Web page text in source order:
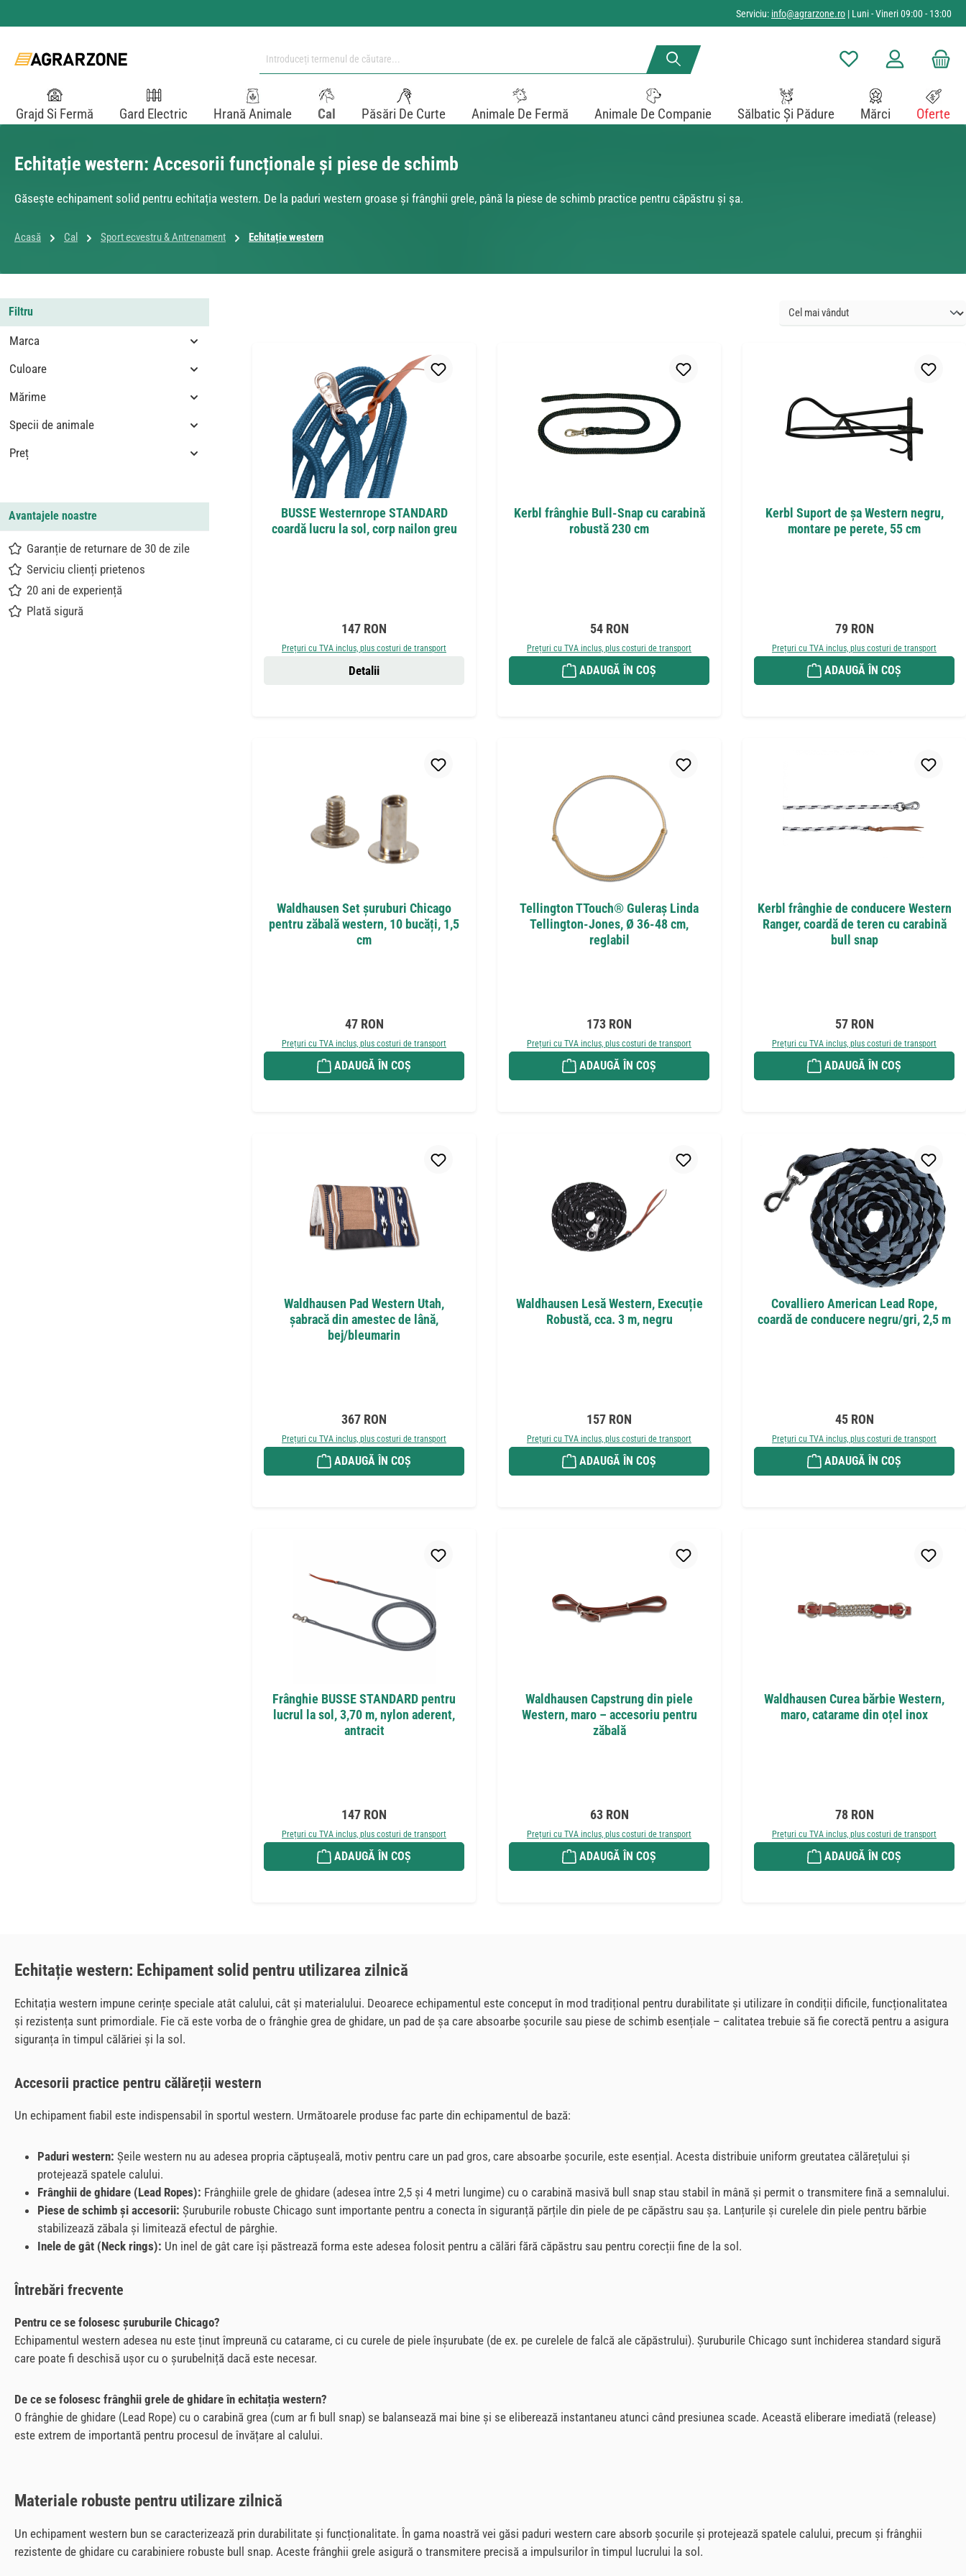
Serviciu: info@agrarzone.ro | Luni - Vineri 09:00 - 13:00
Aveți 0 articole din lista
Grajd Si Fermă Gard Electric Hrană Animale Cal Păsări De Curte Animale De Fermă Animale De Companie Sălbatic Și Pădure Mărci Oferte
Echitație western: Accesorii funcționale și piese de schimb
Găsește echipament solid pentru echitația western. De la paduri western groase și frânghii grele, până la piese de schimb practice pentru căpăstru și șa.
Acasă Cal Sport ecvestru & Antrenament Echitație western
Filtru
Marca
Culoare
Mărime
Specii de animale
Preț
Avantajele noastre
Garanție de returnare de 30 de zile
Serviciu clienți prietenos
20 ani de experiență
Plată sigură
BUSSE Westernrope STANDARD
coardă lucru la sol, corp nailon greu
Preț obișnuit:
147 RON
Prețuri cu TVA inclus, plus costuri de transport
Detalii
Kerbl frânghie Bull-Snap cu carabină
robustă 230 cm
Preț obișnuit:
54 RON
Prețuri cu TVA inclus, plus costuri de transport
ADAUGĂ ÎN COȘ
Kerbl Suport de șa Western negru,
montare pe perete, 55 cm
Preț obișnuit:
79 RON
Prețuri cu TVA inclus, plus costuri de transport
ADAUGĂ ÎN COȘ
Waldhausen Set șuruburi Chicago
pentru zăbală western, 10 bucăți, 1,5
cm
Preț obișnuit:
47 RON
Prețuri cu TVA inclus, plus costuri de transport
ADAUGĂ ÎN COȘ
Tellington TTouch® Guleraș Linda
Tellington-Jones, Ø 36-48 cm,
reglabil
Preț obișnuit:
173 RON
Prețuri cu TVA inclus, plus costuri de transport
ADAUGĂ ÎN COȘ
Kerbl frânghie de conducere Western
Ranger, coardă de teren cu carabină
bull snap
Preț obișnuit:
57 RON
Prețuri cu TVA inclus, plus costuri de transport
ADAUGĂ ÎN COȘ
Waldhausen Pad Western Utah,
șabracă din amestec de lână,
bej/bleumarin
Preț obișnuit:
367 RON
Prețuri cu TVA inclus, plus costuri de transport
ADAUGĂ ÎN COȘ
Waldhausen Lesă Western, Execuție
Robustă, cca. 3 m, negru
Preț obișnuit:
157 RON
Prețuri cu TVA inclus, plus costuri de transport
ADAUGĂ ÎN COȘ
Covalliero American Lead Rope,
coardă de conducere negru/gri, 2,5 m
Preț obișnuit:
45 RON
Prețuri cu TVA inclus, plus costuri de transport
ADAUGĂ ÎN COȘ
Frânghie BUSSE STANDARD pentru
lucrul la sol, 3,70 m, nylon aderent,
antracit
Preț obișnuit:
147 RON
Prețuri cu TVA inclus, plus costuri de transport
ADAUGĂ ÎN COȘ
Waldhausen Capstrung din piele
Western, maro – accesoriu pentru
zăbală
Preț obișnuit:
63 RON
Prețuri cu TVA inclus, plus costuri de transport
ADAUGĂ ÎN COȘ
Waldhausen Curea bărbie Western,
maro, catarame din oțel inox
Preț obișnuit:
78 RON
Prețuri cu TVA inclus, plus costuri de transport
ADAUGĂ ÎN COȘ
Echitație western: Echipament solid pentru utilizarea zilnică
Echitația western impune cerințe speciale atât calului, cât și materialului. Deoarece echipamentul este conceput în mod tradițional pentru durabilitate și utilizare în condiții dificile, funcționalitatea
și rezistența sunt primordiale. Fie că este vorba de o frânghie grea de ghidare, un pad de șa care absoarbe șocurile sau piese de schimb esențiale – calitatea trebuie să fie corectă pentru a asigura
siguranța în timpul călăriei și la sol.
Accesorii practice pentru călăreții western
Un echipament fiabil este indispensabil în sportul western. Următoarele produse fac parte din echipamentul de bază:
Paduri western: Șeile western nu au adesea propria căptușeală, motiv pentru care un pad gros, care absoarbe șocurile, este esențial. Acesta distribuie uniform greutatea călărețului și
protejează spatele calului.
Frânghii de ghidare (Lead Ropes): Frânghiile grele de ghidare (adesea între 2,5 și 4 metri lungime) cu o carabină masivă bull snap stau stabil în mână și permit o transmitere fină a semnalului.
Piese de schimb și accesorii: Șuruburile robuste Chicago sunt importante pentru a conecta în siguranță părțile din piele de pe căpăstru sau șa. Lanțurile și curelele din piele pentru bărbie
stabilizează zăbala și limitează efectul de pârghie.
Inele de gât (Neck rings): Un inel de gât care își păstrează forma este adesea folosit pentru a călări fără căpăstru sau pentru corecții fine de la sol.
Întrebări frecvente
Pentru ce se folosesc șuruburile Chicago?
Echipamentul western adesea nu este ținut împreună cu catarame, ci cu curele de piele înșurubate (de ex. pe curelele de falcă ale căpăstrului). Șuruburile Chicago sunt închiderea standard sigură
care poate fi deschisă ușor cu o șurubelniță dacă este necesar.
De ce se folosesc frânghii grele de ghidare în echitația western?
O frânghie de ghidare (Lead Rope) cu o carabină grea (cum ar fi bull snap) se balansează mai bine și se eliberează instantaneu atunci când presiunea scade. Această eliberare imediată (release)
este extrem de importantă pentru procesul de învățare al calului.
Materiale robuste pentru utilizare zilnică
Un echipament western bun se caracterizează prin durabilitate și funcționalitate. În gama noastră vei găsi paduri western care absorb șocurile și protejează spatele calului, precum și frânghii
rezistente de ghidare cu carabiniere robuste bull snap. Aceste frânghii grele asigură o transmitere precisă a impulsurilor în timpul lucrului la sol.